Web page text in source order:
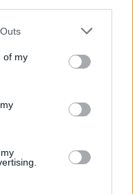
of my
dyzelino akcizą –
turi viršyti 2,2 euro